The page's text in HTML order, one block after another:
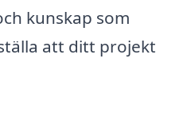
kunskap som
att ditt projekt